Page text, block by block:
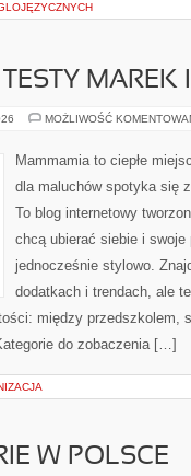
MAREK
MOŻLIWOŚĆ
Mammamia to ciepłe
dla maluchów spotyka się
To blog internetowy
chcą ubierać siebie i
jednocześnie stylowo.
dodatkach i trendach, ale
między przedszkolem,
do zobaczenia […]
W POLSCE